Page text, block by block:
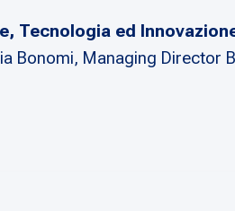
Tecnologia ed
Bonomi, Managing Director